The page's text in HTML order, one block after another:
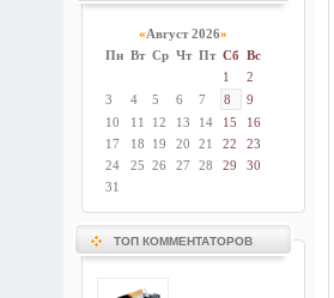
«Август 2026»
Пн Вт Ср Чт Пт Сб Вс
1
2
3
4 5 6 7 8
9
10
11 12 13 14 15
16
17
18 19 20 21 22
23
24
25 26 27 28 29
30
31
ТОП КОММЕНТАТОРОВ